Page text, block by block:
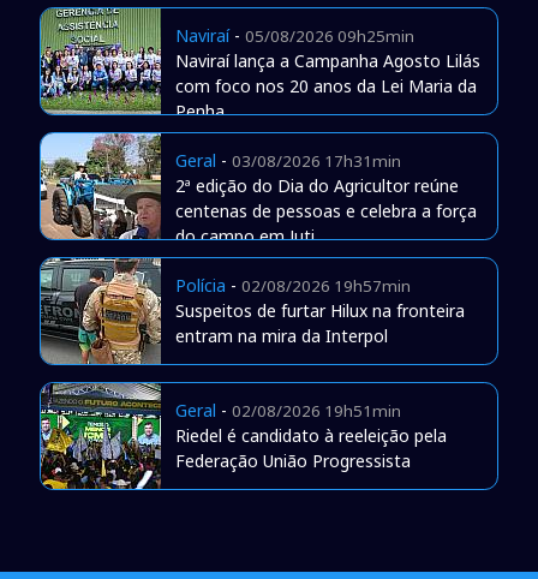
Naviraí- 05/08/2026 09h25min
Naviraí lança a Campanha Agosto Lilás
com foco nos 20 anos da Lei Maria da
Penha
Geral - 03/08/2026 17h31min
2ª edição do Dia do Agricultor reúne
centenas de pessoas e celebra a força
do campo em Juti
Polícia - 02/08/2026 19h57min
Suspeitos de furtar Hilux na fronteira
entram na mira da Interpol
Geral - 02/08/2026 19h51min
Riedel é candidato à reeleição pela
Federação União Progressista